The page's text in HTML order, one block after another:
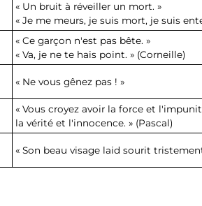
« Un bruit à réveiller un mort. »
« Je me meurs, je suis mort, je suis
« Ce garçon n'est pas bête. »
« Va, je ne te hais point. » (Corneille)
« Ne vous gênez pas ! »
« Vous croyez avoir la force et
la vérité et l'innocence. » (Pascal)
« Son beau visage laid sourit